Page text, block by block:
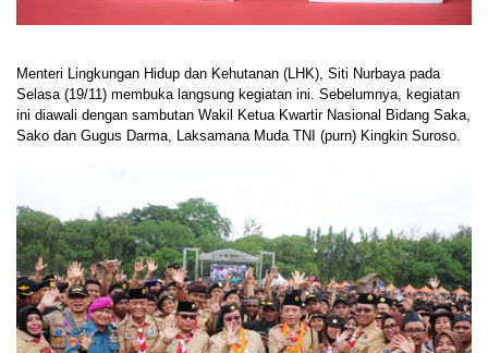
Menteri Lingkungan Hidup dan Kehutanan (LHK), Siti Nurbaya pada
Selasa (19/11) membuka langsung kegiatan ini. Sebelumnya, kegiatan
ini diawali dengan sambutan Wakil Ketua Kwartir Nasional Bidang Saka,
Sako dan Gugus Darma, Laksamana Muda TNI (purn) Kingkin Suroso.